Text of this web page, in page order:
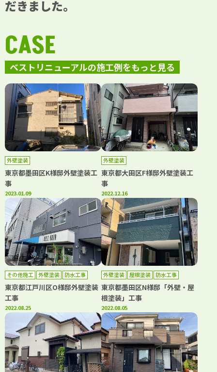
だきました。
ベストリニューアルの施工例をもっと見る
CASE
外壁塗装
東京都墨田区K様邸外壁塗装工
事
2023.01.09
外壁塗装
東京都大田区F様邸外壁塗装工
事
2022.12.16
その他施工 外壁塗装 防水工事
東京都江戸川区O様邸外壁塗装
工事
2022.08.25
外壁塗装 屋根塗装 防水工事
東京都墨田区N様邸「外壁・屋
根塗装」工事
2022.08.05